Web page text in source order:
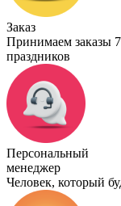
Заказ
Принимаем заказы
праздников
Персональный
менеджер
Человек, который